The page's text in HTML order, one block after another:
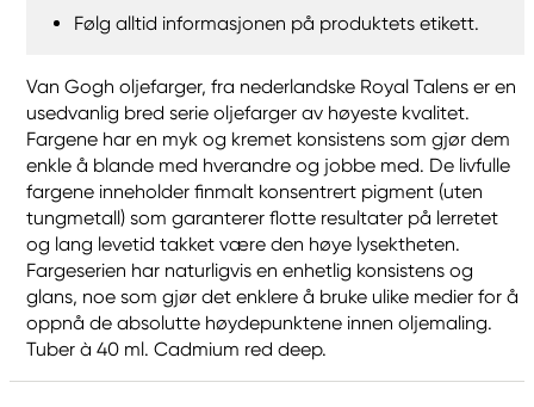
Følg alltid informasjonen på produktets etikett.
Van Gogh oljefarger, fra nederlandske Royal Talens er en
usedvanlig bred serie oljefarger av høyeste kvalitet.
Fargene har en myk og kremet konsistens som gjør dem
enkle å blande med hverandre og jobbe med. De livfulle
fargene inneholder finmalt konsentrert pigment (uten
tungmetall) som garanterer flotte resultater på lerretet
og lang levetid takket være den høye lysektheten.
Fargeserien har naturligvis en enhetlig konsistens og
glans, noe som gjør det enklere å bruke ulike medier for å
oppnå de absolutte høydepunktene innen oljemaling.
Tuber à 40 ml. Cadmium red deep.